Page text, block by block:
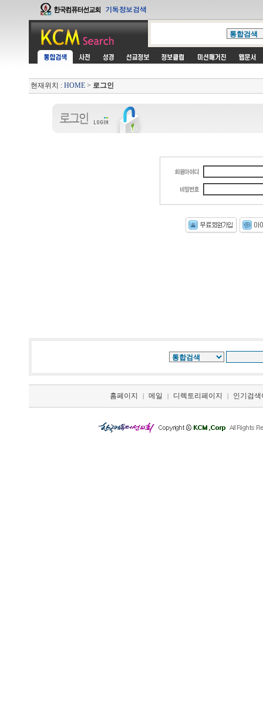
현재위치 : HOME > 로그인
홈페이지 | 메일 | 디렉토리페이지 | 인기검색